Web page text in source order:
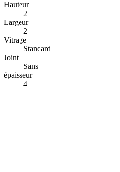
Hauteur
2
Largeur
2
Vitrage
Standard
Joint
Sans
épaisseur
4